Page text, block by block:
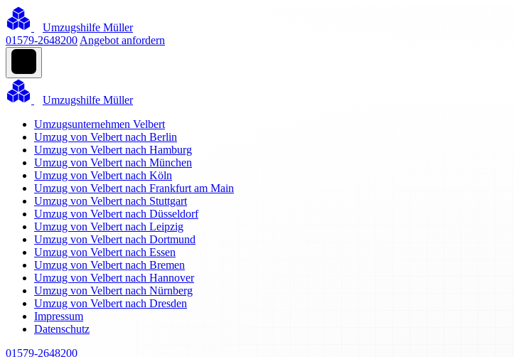
Umzugshilfe Müller
01579-2648200 Angebot anfordern
Umzugshilfe Müller
Umzugsunternehmen Velbert
Umzug von Velbert nach Berlin
Umzug von Velbert nach Hamburg
Umzug von Velbert nach München
Umzug von Velbert nach Köln
Umzug von Velbert nach Frankfurt am Main
Umzug von Velbert nach Stuttgart
Umzug von Velbert nach Düsseldorf
Umzug von Velbert nach Leipzig
Umzug von Velbert nach Dortmund
Umzug von Velbert nach Essen
Umzug von Velbert nach Bremen
Umzug von Velbert nach Hannover
Umzug von Velbert nach Nürnberg
Umzug von Velbert nach Dresden
Impressum
Datenschutz
01579-2648200